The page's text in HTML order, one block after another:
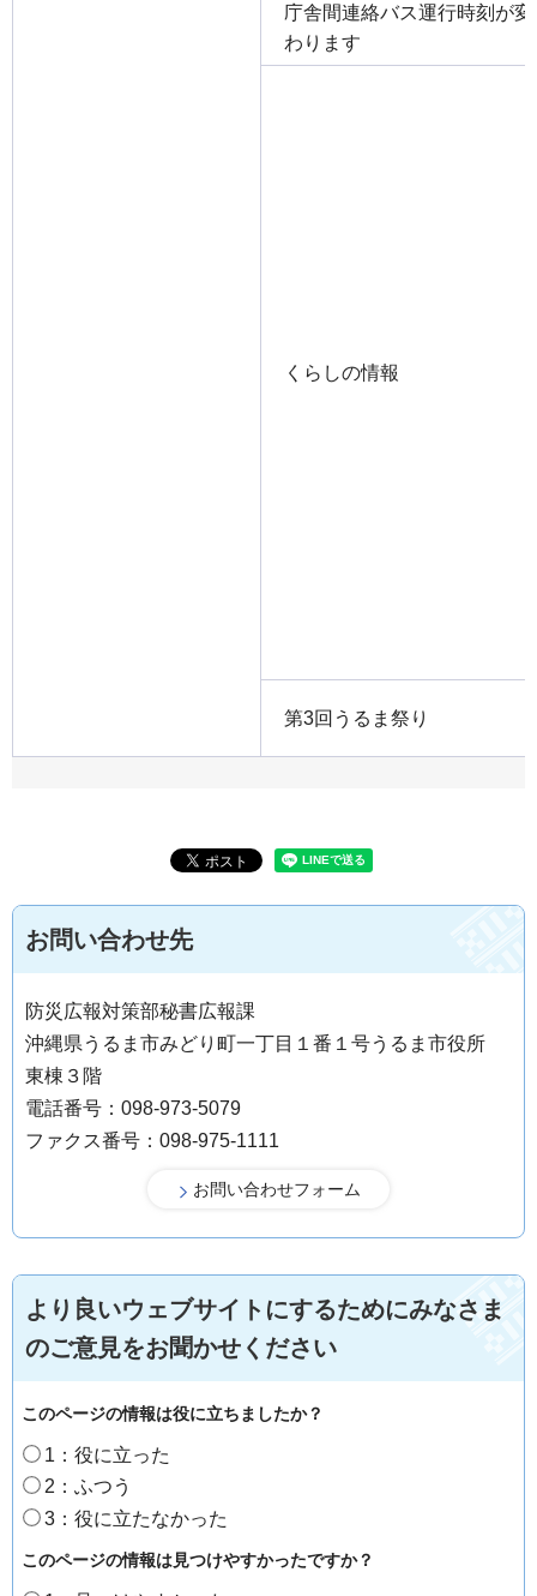
庁舎間連絡バス運行時刻が変
わります
くらしの情報
第3回うるま祭り
お問い合わせ先
防災広報対策部秘書広報課
沖縄県うるま市みどり町一丁目１番１号うるま市役所
東棟３階
電話番号：098-973-5079
ファクス番号：098-975-1111
より良いウェブサイトにするためにみなさま
のご意見をお聞かせください
このページの情報は役に立ちましたか？
1：役に立った
2：ふつう
3：役に立たなかった
このページの情報は見つけやすかったですか？